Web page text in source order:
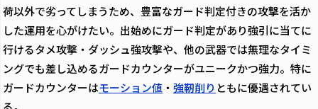
荷以外で劣ってしまうため、豊富なガード判定付きの攻撃を活か
した運用を心がけたい。出始めにガード判定があり強引に当てに
行けるタメ攻撃・ダッシュ強攻撃や、他の武器では無理なタイミ
ングでも差し込めるガードカウンターがユニークかつ強力。特に
ガードカウンターはモーション値 ・ 強靭削り ともに優遇されてい